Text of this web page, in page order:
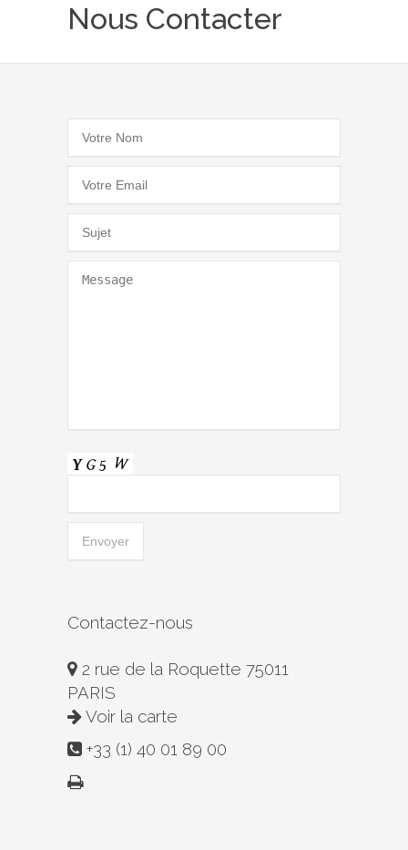
Nous Contacter
Contactez-nous
2 rue de la Roquette 75011
PARIS
Voir la carte
+33 (1) 40 01 89 00